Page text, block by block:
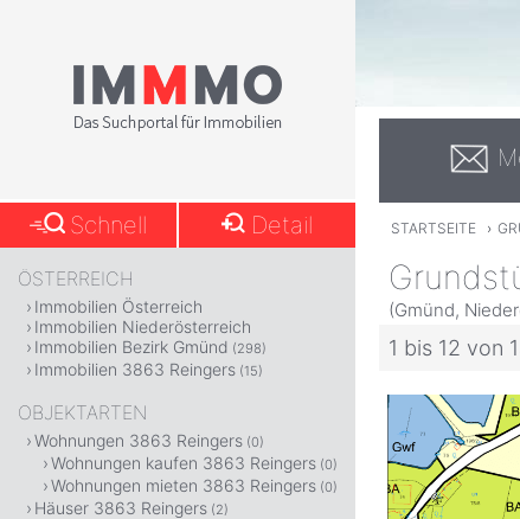
STARTSEITE ›
(Gmünd,
1 bis 12 von
Schnell Detail
ÖSTERREICH
Immobilien Österreich
Immobilien Niederösterreich
Immobilien Bezirk Gmünd (298)
Immobilien 3863 Reingers (15)
OBJEKTARTEN
Wohnungen 3863 Reingers (0)
Wohnungen kaufen 3863 Reingers (0)
Wohnungen mieten 3863 Reingers (0)
Häuser 3863 Reingers (2)